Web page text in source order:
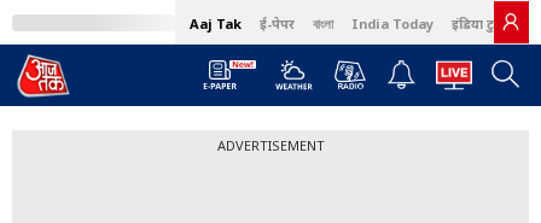
Aaj Tak ई-पेपर বাংলা India Today इंडिया टुडे हिंदी
ADVERTISEMENT